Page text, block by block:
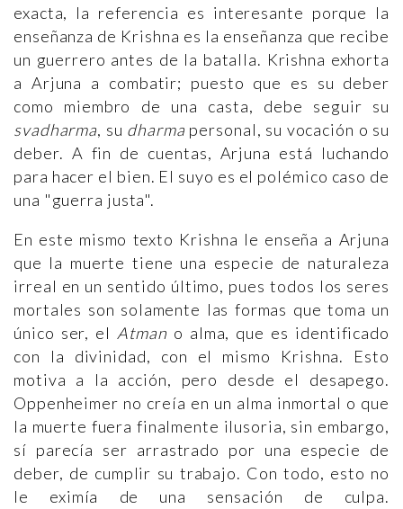
exacta, la referencia es interesante porque la
enseñanza de Krishna es la enseñanza que recibe
un guerrero antes de la batalla. Krishna exhorta
a Arjuna a combatir; puesto que es su deber
como miembro de una casta, debe seguir su
svadharma, su dharma personal, su vocación o su
deber. A fin de cuentas, Arjuna está luchando
para hacer el bien. El suyo es el polémico caso de
una "guerra justa".
En este mismo texto Krishna le enseña a Arjuna
que la muerte tiene una especie de naturaleza
irreal en un sentido último, pues todos los seres
mortales son solamente las formas que toma un
único ser, el Atman o alma, que es identificado
con la divinidad, con el mismo Krishna. Esto
motiva a la acción, pero desde el desapego.
Oppenheimer no creía en un alma inmortal o que
la muerte fuera finalmente ilusoria, sin embargo,
sí parecía ser arrastrado por una especie de
deber, de cumplir su trabajo. Con todo, esto no
le eximía de una sensación de culpa.